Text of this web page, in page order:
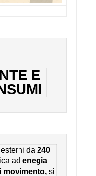
E
da 240
ad enegia
movimento, si